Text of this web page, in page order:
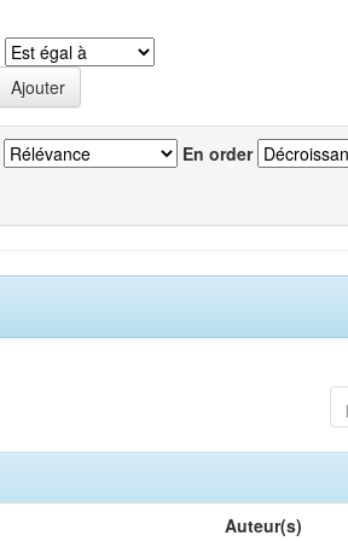
En order
Auteur(s)